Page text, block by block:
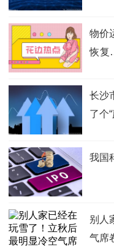
物价
恢复
长沙
了个
我国
别人
气席